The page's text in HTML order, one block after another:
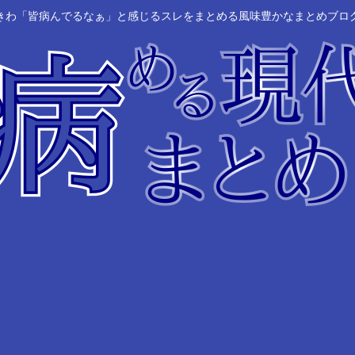
わ「皆病んでるなぁ」と感じるスレをまとめる風味豊かなまとめブロ